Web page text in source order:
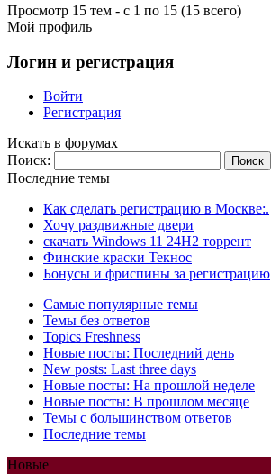
Просмотр 15 тем - с 1 по 15 (15 всего)
Мой профиль
Логин и регистрация
Войти
Регистрация
Искать в форумах
Поиск:
Последние темы
Как сделать регистрацию в Москве:.
Хочу раздвижные двери
скачать Windows 11 24H2 торрент
Финские краски Текнос
Бонусы и фриспины за регистрацию
Самые популярные темы
Темы без ответов
Topics Freshness
Новые посты: Последний день
New posts: Last three days
Новые посты: На прошлой неделе
Новые посты: В прошлом месяце
Темы с большинством ответов
Последние темы
Новые